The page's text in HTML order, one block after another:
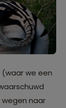
(waar we een
wegen naar